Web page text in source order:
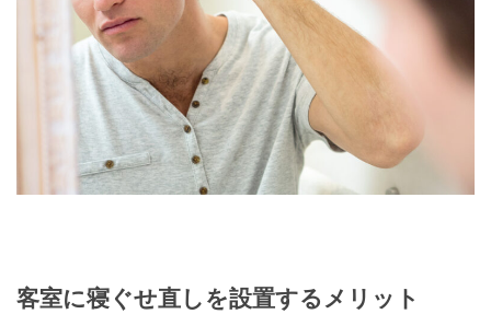
客室に寝ぐせ直しを設置するメリット